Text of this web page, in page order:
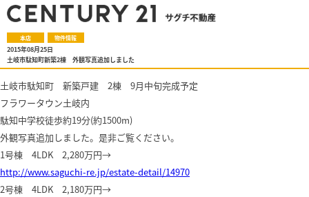
本店 物件情報
2015年08月25日
土岐市駄知町新築2棟 外観写真追加しました
土岐市駄知町 新築戸建 2棟 9月中旬完成予定
フラワータウン土岐内
駄知中学校徒歩約19分(約1500m)
外観写真追加しました。是非ご覧ください。
1号棟 4LDK 2,280万円→
http://www.saguchi-re.jp/estate-detail/14970
2号棟 4LDK 2,180万円→